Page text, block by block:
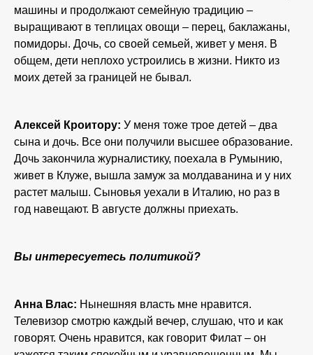
машины и продолжают семейную традицию –
выращивают в теплицах овощи – перец, баклажаны,
помидоры. Дочь, со своей семьей, живет у меня. В
общем, дети неплохо устроились в жизни. Никто из
моих детей за границей не бывал.
Алексей Кроитору: У меня тоже трое детей – два
сына и дочь. Все они получили высшее образование.
Дочь закончила журналистику, поехала в Румынию,
живет в Клуже, вышла замуж за молдаванина и у них
растет малыш. Сыновья уехали в Италию, но раз в
год навещают. В августе должны приехать.
Вы интересуетесь политикой?
Анна Влас: Нынешняя власть мне нравится.
Телевизор смотрю каждый вечер, слушаю, что и как
говорят. Очень нравится, как говорит Филат – он